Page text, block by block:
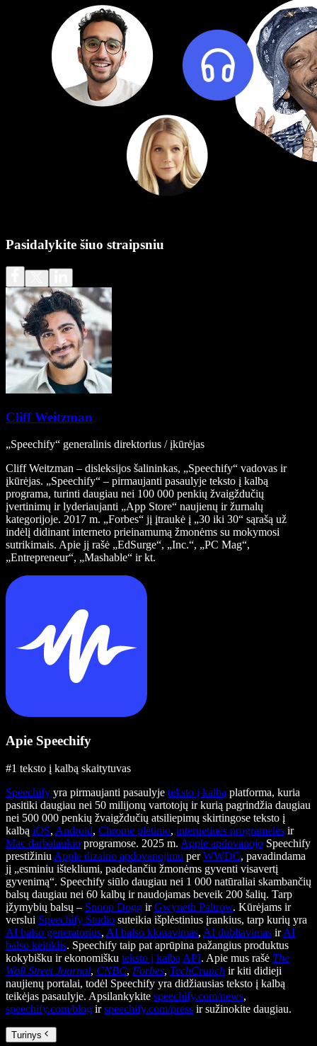
Pasidalykite šiuo straipsniu
Cliff Weitzman
„Speechify“ generalinis direktorius / įkūrėjas
Cliff Weitzman – disleksijos šalininkas, „Speechify“ vadovas ir
įkūrėjas. „Speechify“ – pirmaujanti pasaulyje teksto į kalbą
programa, turinti daugiau nei 100 000 penkių žvaigždučių
įvertinimų ir lyderiaujanti „App Store“ naujienų ir žurnalų
kategorijoje. 2017 m. „Forbes“ jį įtraukė į „30 iki 30“ sąrašą už
indėlį didinant interneto prieinamumą žmonėms su mokymosi
sutrikimais. Apie jį rašė „EdSurge“, „Inc.“, „PC Mag“,
„Entrepreneur“, „Mashable“ ir kt.
Apie Speechify
#1 teksto į kalbą skaitytuvas
Speechify yra pirmaujanti pasaulyje teksto į kalbą platforma, kuria
pasitiki daugiau nei 50 milijonų vartotojų ir kurią pagrindžia daugiau
nei 500 000 penkių žvaigždučių atsiliepimų skirtingose teksto į
kalbą iOS, Android, Chrome plėtinio, internetinės programėlės ir
Mac darbalaukio programose. 2025 m. Apple apdovanojo Speechify
prestižiniu Apple dizaino apdovanojimu perWWDC, pavadindama
jį „esminiu ištekliumi, padedančiu žmonėms gyventi visavertį
gyvenimą“. Speechify siūlo daugiau nei 1 000 natūraliai skambančių
balsų daugiau nei 60 kalbų ir naudojamas beveik 200 šalių. Tarp
įžymybių balsų – Snoop Dogg irGwyneth Paltrow. Kūrėjams ir
verslui Speechify Studio suteikia išplėstinius įrankius, tarp kurių yra
AI balso generatorius, AI balso klonavimas, AI dubliavimas irAI
balso keitiklis. Speechify taip pat aprūpina pažangius produktus
kokybišku ir ekonomišku teksto į kalbą API. Apie mus rašė The
Wall Street Journal, CNBC, Forbes, TechCrunch ir kiti didieji
naujienų portalai, todėl Speechify yra didžiausias teksto į kalbą
teikėjas pasaulyje. Apsilankykite speechify.com/news,
speechify.com/blog irspeechify.com/press ir sužinokite daugiau.
Turinys